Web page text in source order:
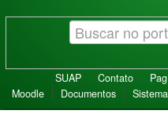
SUAP Contato
Moodle
Documentos